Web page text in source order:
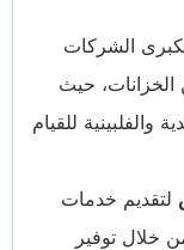
لكبرى الشركات
الخزانات، حيث
والفلبينية للقيام
لتقديم خدمات
خلال توفير